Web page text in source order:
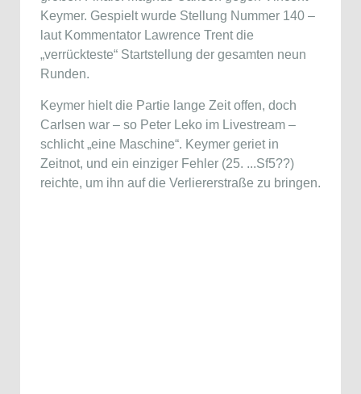
Keymer. Gespielt wurde Stellung Nummer 140 –
laut Kommentator Lawrence Trent die
„verrückteste“ Startstellung der gesamten neun
Runden.
Keymer hielt die Partie lange Zeit offen, doch
Carlsen war – so Peter Leko im Livestream –
schlicht „eine Maschine“. Keymer geriet in
Zeitnot, und ein einziger Fehler (25. ...Sf5??)
reichte, um ihn auf die Verliererstraße zu bringen.